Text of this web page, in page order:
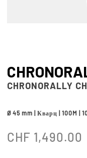
CHRONORALLY
Ø 45 mm | Кварц | 100M |
CHF 1,490.00